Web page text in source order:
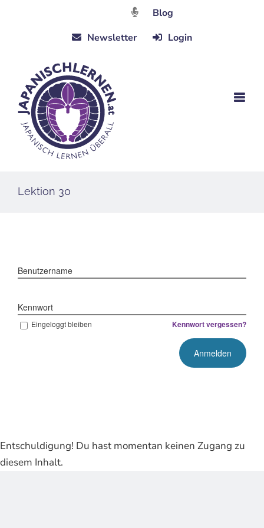
Blog
Newsletter
Login
Lektion 30
Benutzername
Kennwort
Eingeloggt bleiben Kennwort vergessen?
Entschuldigung! Du hast momentan keinen Zugang zu
diesem Inhalt.